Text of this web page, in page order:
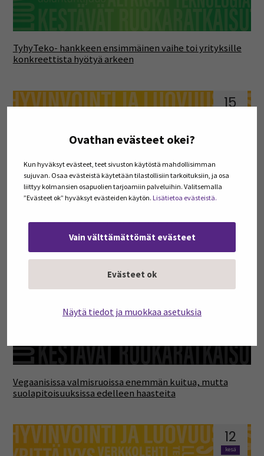
Ovathan evästeet okei?
Kun hyväksyt evästeet, teet sivuston käytöstä mahdollisimman
sujuvan. Osaa evästeistä käytetään tilastollisiin tarkoituksiin, ja osa
liittyy kolmansien osapuolien tarjoamiin palveluihin. Valitsemalla
”Evästeet ok” hyväksyt evästeiden käytön. Lisätietoa evästeistä.
Vain välttämättömät evästeet
Evästeet ok
Näytä tiedot ja muokkaa asetuksia
TyhyTeko- hankkeen ensimmäinen vaihe toi yrityksille
konkreettista hyötyä arkeen
15
Innocamp osana Seinäjoen TKI-kiihdyttämöä
12
Vegaanisissa valmisruoissa enemmän kuitua, mutta
suolapitoisuuksissa edelleen haasteita
12
kesä